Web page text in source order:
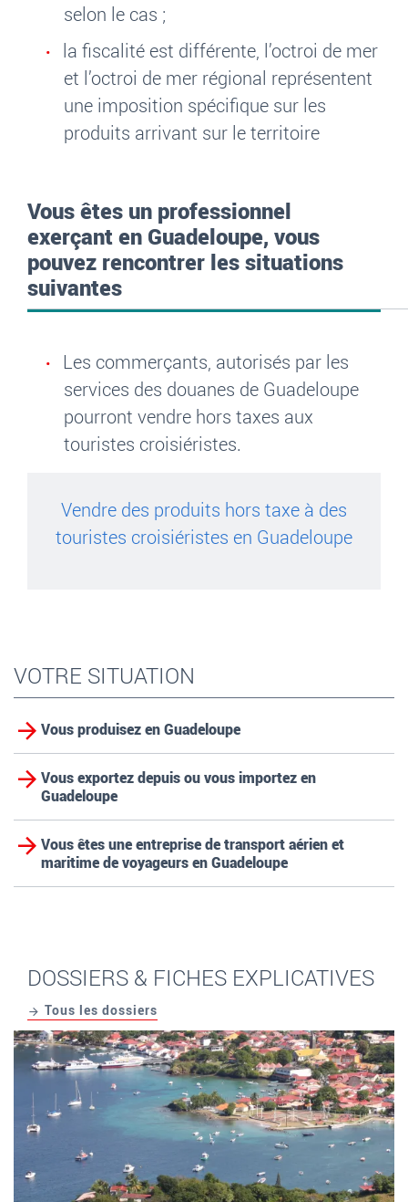
selon le cas ;
la fiscalité est différente, l’octroi de mer
et l’octroi de mer régional représentent
une imposition spécifique sur les
produits arrivant sur le territoire
Vous êtes un professionnel
exerçant en Guadeloupe, vous
pouvez rencontrer les situations
suivantes
Les commerçants, autorisés par les
services des douanes de Guadeloupe
pourront vendre hors taxes aux
touristes croisiéristes.
Vendre des produits hors taxe à des
touristes croisiéristes en Guadeloupe
VOTRE SITUATION
Vous produisez en Guadeloupe
Vous exportez depuis ou vous importez en
Guadeloupe
Vous êtes une entreprise de transport aérien et
maritime de voyageurs en Guadeloupe
DOSSIERS & FICHES EXPLICATIVES
Tous les dossiers